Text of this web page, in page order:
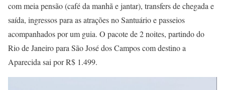
com meia pensão (café da manhã e jantar), transfers de chegada e
saída, ingressos para as atrações no Santuário e passeios
acompanhados por um guia. O pacote de 2 noites, partindo do
Rio de Janeiro para São José dos Campos com destino a
Aparecida sai por R$ 1.499.